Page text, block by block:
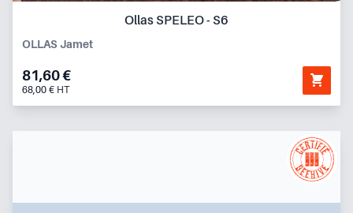
Ollas SPELEO - S6
OLLAS Jamet
81,60 €
68,00 € HT